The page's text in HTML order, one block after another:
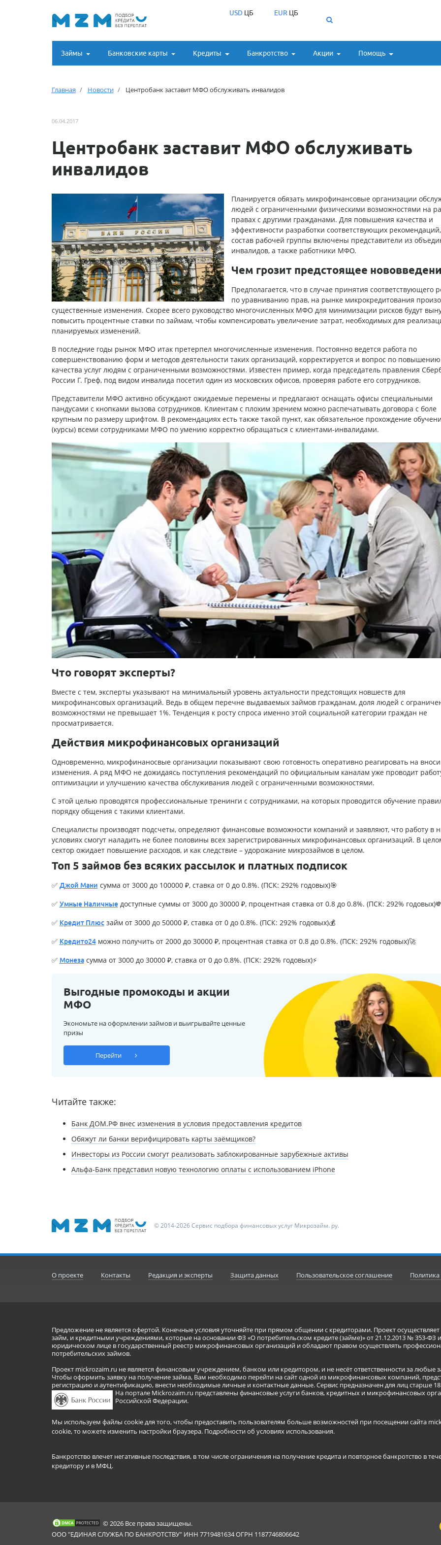
USDЦБ EUR ЦБ
Займы Банковские карты Кредиты Банкротство Акции Помощь
Главная Новости Центробанк заставит МФО обслуживать инвалидов
06.04.2017
Центробанк заставит МФО обслуживать
инвалидов
Планируется обязать микрофинансовые организации
людей с ограниченными физическими возможностями на
правах с другими гражданами. Для повышения качества и
эффективности разработки соответствующих
состав рабочей группы включены представители из
инвалидов, а также работники МФО.
Чем грозит предстоящее
Предполагается, что в случае принятия соответствующего
по уравниванию прав, на рынке микрокредитования
существенные изменения. Скорее всего руководство многочисленных МФО для минимизации рисков будут
повысить процентные ставки по займам, чтобы компенсировать увеличение затрат, необходимых для
планируемых изменений.
В последние годы рынок МФО итак претерпел многочисленные изменения. Постоянно ведется работа по
совершенствованию форм и методов деятельности таких организаций, корректируется и вопрос по повышению
качества услуг людям с ограниченными возможностями. Известен пример, когда председатель правления
России Г. Греф, под видом инвалида посетил один из московских офисов, проверяя работе его сотрудников.
Представители МФО активно обсуждают ожидаемые перемены и предлагают оснащать офисы специальными
пандусами с кнопками вызова сотрудников. Клиентам с плохим зрением можно распечатывать договора с боле
крупным по размеру шрифтом. В рекомендациях есть также такой пункт, как обязательное прохождение
(курсы) всеми сотрудниками МФО по умению корректно обращаться с клиентами-инвалидами.
Что говорят эксперты?
Вместе с тем, эксперты указывают на минимальный уровень актуальности предстоящих новшеств для
микрофинансовых организаций. Ведь в общем перечне выдаваемых займов гражданам, доля людей с
возможностями не превышает 1%. Тенденция к росту спроса именно этой социальной категории граждан не
просматривается.
Действия микрофинансовых организаций
Одновременно, микрофинаносвые организации показывают свою готовность оперативно реагировать на
изменения. А ряд МФО не дожидаясь поступления рекомендаций по официальным каналам уже проводит
оптимизации и улучшению качества обслуживания людей с ограниченными возможностями.
С этой целью проводятся профессиональные тренинги с сотрудниками, на которых проводится обучение
порядку общения с такими клиентами.
Специалисты производят подсчеты, определяют финансовые возможности компаний и заявляют, что работу в
условиях смогут наладить не более половины всех зарегистрированных микрофинансовых организаций. В
сектор ожидает повышение расходов, и как следствие – удорожание микрозаймов в целом.
Топ 5 займов без всяких рассылок и платных подписок
✅ Джой Мани сумма от 3000 до 100000 ₽, ставка от 0 до 0.8%. (ПСК: 292% годовых)🎯
✅ Умные Наличныедоступные суммы от 3000 до 30000 ₽, процентная ставка от 0.8 до 0.8%. (ПСК: 292%
✅ Кредит Плюсзайм от 3000 до 50000 ₽, ставка от 0 до 0.8%. (ПСК: 292% годовых)💰
✅ Кредито24можно получить от 2000 до 30000 ₽, процентная ставка от 0.8 до 0.8%. (ПСК: 292% годовых)🚀
✅ Монезасумма от 3000 до 30000 ₽, ставка от 0 до 0.8%. (ПСК: 292% годовых)⚡
Выгодные промокоды и акции
МФО
Экономьте на оформлении займов и выигрывайте ценные
призы
Перейти
Читайте также:
Банк ДОМ.РФ внес изменения в условия предоставления кредитов
Обяжут ли банки верифицировать карты заёмщиков?
Инвесторы из России смогут реализовать заблокированные зарубежные активы
Альфа-Банк представил новую технологию оплаты с использованием iPhone
© 2014-2026 Сервис подбора финансовых услуг Микрозайм. ру.
О проекте Контакты Редакция и эксперты Защита данных Пользовательское соглашение
Предложение не является офертой. Конечные условия уточняйте при прямом общении с кредиторами. Проект
займ, и кредитными учреждениями, которые на основании ФЗ «О потребительском кредите (займе)» от 21.12.2013 № 353-ФЗ
юридическом лице в государственный реестр микрофинансовых организаций и обладают правом осуществлять
потребительских займов.
Проект mickrozaim.ru не является финансовым учреждением, банком или кредитором, и не несёт ответственности за
Чтобы оформить заявку на получение займа, Вам необходимо перейти на сайт одной из микрофинансовых компаний,
регистрацию и аутентификацию, внести необходимые личные и контактные данные. Сервис предназначен для лиц старше 18
На портале Mickrozaim.ru представлены финансовые услуги банков, кредитных и микрофинансовых
Российской Федерации.
Мы используем файлы cookie для того, чтобы предоставить пользователям больше возможностей при посещении сайта
cookie, то можете изменить настройки браузера. Подробности об условиях использования.
Банкротство влечет негативные последствия, в том числе ограничения на получение кредита и повторное банкротство в
кредитору и в МФЦ.
© 2026 Все права защищены.
ООО "ЕДИНАЯ СЛУЖБА ПО БАНКРОТСТВУ" ИНН 7719481634 ОГРН 1187746806642